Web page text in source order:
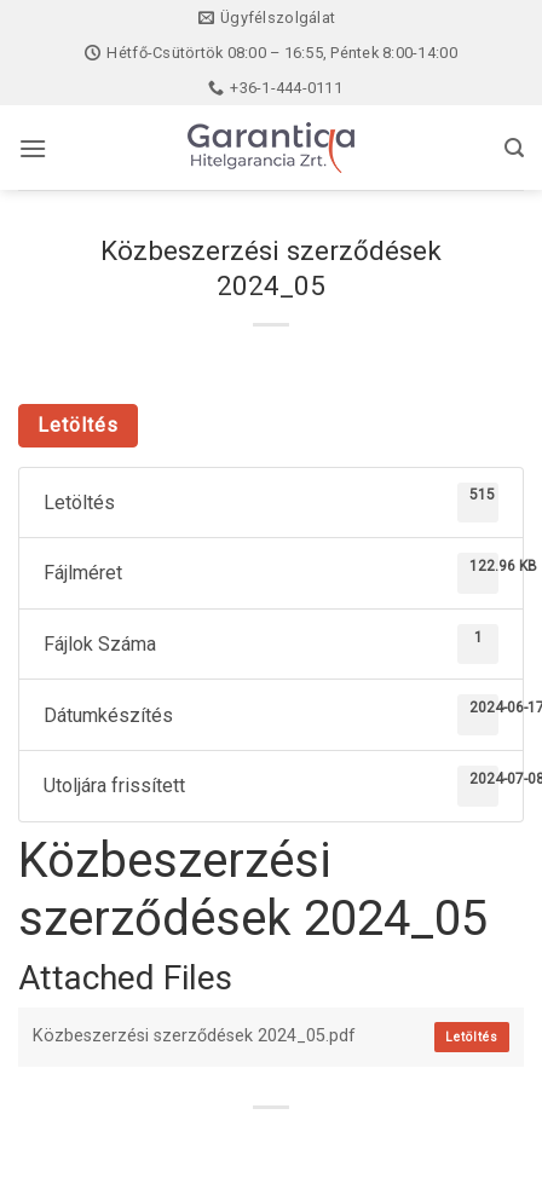
Ügyfélszolgálat
Hétfő-Csütörtök 08:00 – 16:55, Péntek 8:00-14:00
+36-1-444-0111
Közbeszerzési szerződések
2024_05
Letöltés
Letöltés 515
Fájlméret 122.96 KB
Fájlok Száma 1
Dátumkészítés 2024-06-
Utoljára frissített 2024-07-
Közbeszerzési
szerződések 2024_05
Attached Files
Közbeszerzési szerződések 2024_05.pdf Letöltés